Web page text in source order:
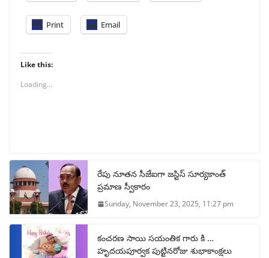
Print Email
Like this:
Loading...
రేపు నూతన సీజేఐగా జస్టిస్ సూర్యకాంత్
ప్రమాణ స్వీకారం
Sunday, November 23, 2025, 11:27 pm
కంచరణ సాయి సయంతిక గారు కి …
హృదయపూర్వక పుట్టినరోజు శుభాకాంక్షలు